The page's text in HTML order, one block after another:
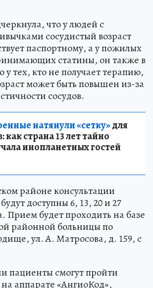
что у людей с
сосудистый возраст
паспортному, а у пожилых
статины, он также в
тех, кто не получает терапию,
может быть повышен из-за
сосудов.
натянули «сетку»для
страна 13 лет тайно
инопланетных гостей
районе консультации
доступны 6, 13, 20 и 27
Прием будет проходить на базе
районной больницы по
ул. А. Матросова, д. 159, с
пациенты смогут пройти
аппарате «АнгиоКод»,